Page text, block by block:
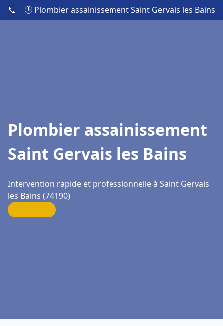
📞 🕒 Plombier assainissement Saint Gervais les Bains
Plombier assainissement
Saint Gervais les Bains
Intervention rapide et professionnelle à Saint Gervais
les Bains (74190)